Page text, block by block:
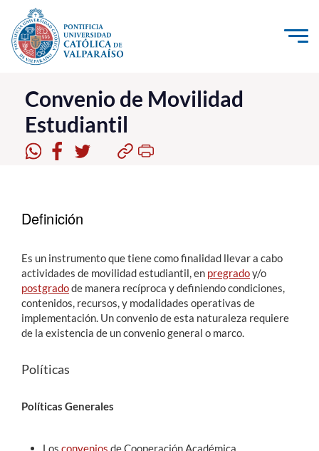
Click acá para ir directamente al contenido
La Universidad
Investigación, Creación e Innovación
PUCV Internacional
Admisión
Pregrado
Postgrado
Formación Continua
Funcionarios
Convenio de Movilidad
Estudiantil
Definición
Es un instrumento que tiene como finalidad llevar a cabo
actividades de movilidad estudiantil, en pregradoy/o
postgradode manera recíproca y definiendo condiciones,
contenidos, recursos, y modalidades operativas de
implementación. Un convenio de esta naturaleza requiere
de la existencia de un convenio general o marco.
Políticas
Políticas Generales
Los convenios de Cooperación Académica